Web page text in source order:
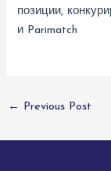
позиции,
и Parimatch
← Previous Post